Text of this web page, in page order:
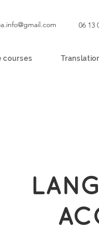
06 13
courses